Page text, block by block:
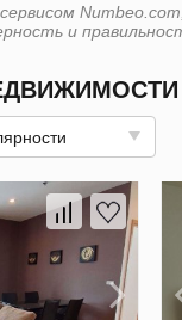
и